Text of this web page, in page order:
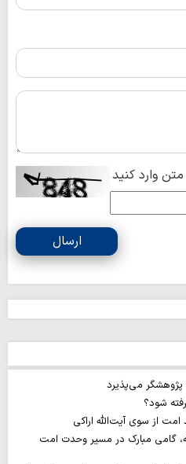
وارد کنید
ارسال
می‌پذیرد
شود؟
از سوی آیت‌الله اراکی
گامی مبارک در مسیر وحدت امت